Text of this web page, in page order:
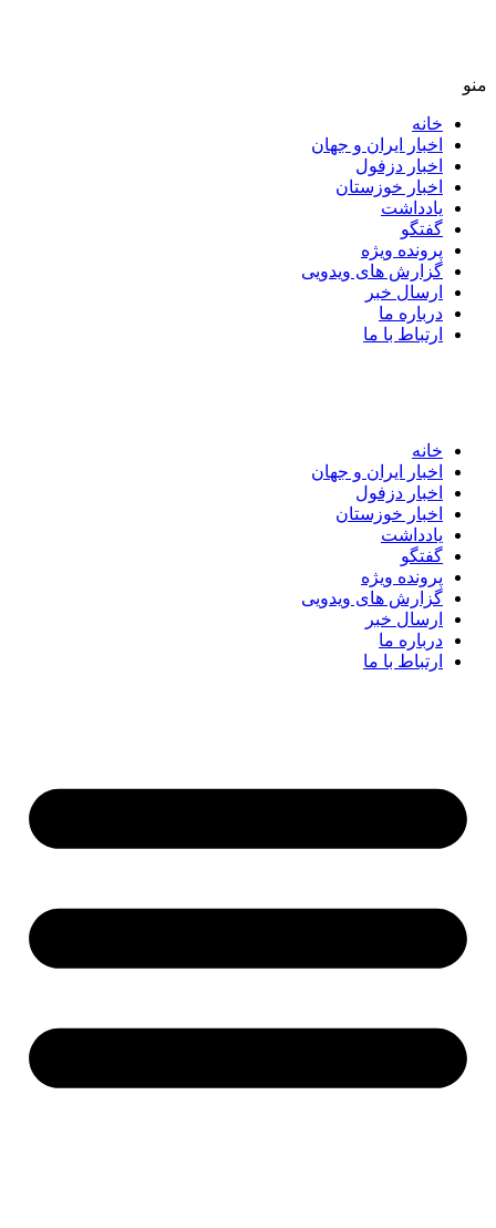
خانه
اخبار ایران و جهان
اخبار دزفول
اخبار خوزستان
یادداشت
گفتگو
پرونده ویژه
گزارش های ویدویی
ارسال خبر
درباره ما
ارتباط با ما
خانه
اخبار ایران و جهان
اخبار دزفول
اخبار خوزستان
یادداشت
گفتگو
پرونده ویژه
گزارش های ویدویی
ارسال خبر
درباره ما
ارتباط با ما